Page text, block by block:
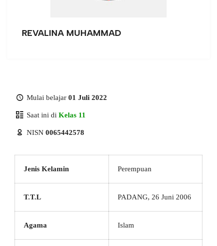
REVALINA MUHAMMAD
Mulai belajar 01 Juli 2022
Saat ini di Kelas 11
NISN 0065442578
Jenis Kelamin Perempuan
T.T.L PADANG, 26 Juni 2006
Agama Islam